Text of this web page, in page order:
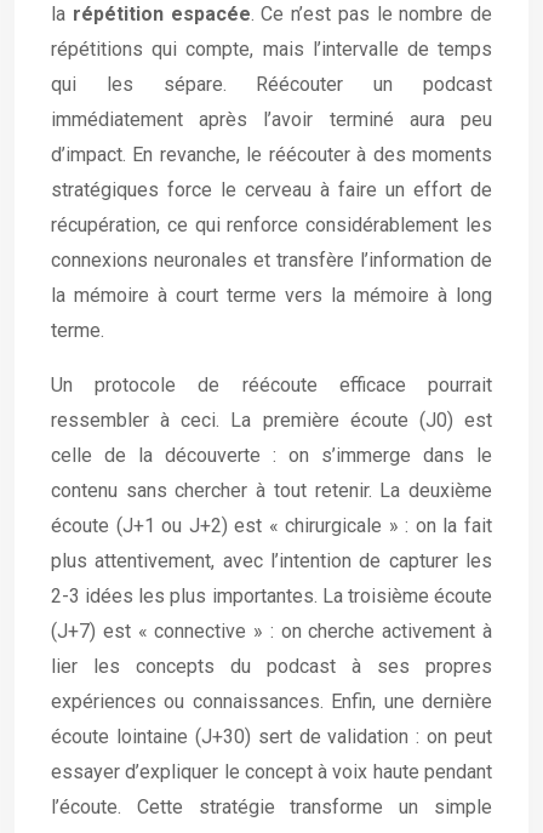
la répétition espacée. Ce n’est pas le nombre de
répétitions qui compte, mais l’intervalle de temps
qui les sépare. Réécouter un podcast
immédiatement après l’avoir terminé aura peu
d’impact. En revanche, le réécouter à des moments
stratégiques force le cerveau à faire un effort de
récupération, ce qui renforce considérablement les
connexions neuronales et transfère l’information de
la mémoire à court terme vers la mémoire à long
terme.
Un protocole de réécoute efficace pourrait
ressembler à ceci. La première écoute (J0) est
celle de la découverte : on s’immerge dans le
contenu sans chercher à tout retenir. La deuxième
écoute (J+1 ou J+2) est « chirurgicale » : on la fait
plus attentivement, avec l’intention de capturer les
2-3 idées les plus importantes. La troisième écoute
(J+7) est « connective » : on cherche activement à
lier les concepts du podcast à ses propres
expériences ou connaissances. Enfin, une dernière
écoute lointaine (J+30) sert de validation : on peut
essayer d’expliquer le concept à voix haute pendant
l’écoute. Cette stratégie transforme un simple